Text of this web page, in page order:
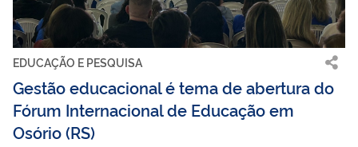
EDUCAÇÃO E PESQUISA
Gestão educacional é tema de abertura do
Fórum Internacional de Educação em
Osório (RS)